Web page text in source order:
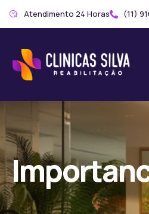
Atendimento 24 Horas (11)